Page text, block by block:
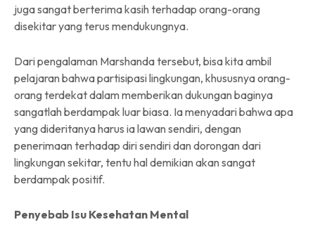
juga sangat berterima kasih terhadap orang-orang
disekitar yang terus mendukungnya.
Dari pengalaman Marshanda tersebut, bisa kita ambil
pelajaran bahwa partisipasi lingkungan, khususnya orang-
orang terdekat dalam memberikan dukungan baginya
sangatlah berdampak luar biasa. Ia menyadari bahwa apa
yang dideritanya harus ia lawan sendiri, dengan
penerimaan terhadap diri sendiri dan dorongan dari
lingkungan sekitar, tentu hal demikian akan sangat
berdampak positif.
Penyebab Isu Kesehatan Mental